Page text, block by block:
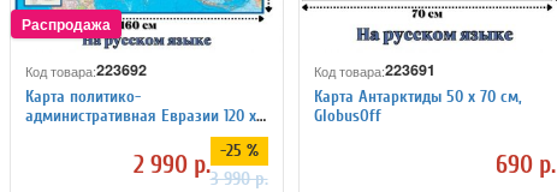
Код товара:223692
Карта политико-
административная Евразии 120 х
2 990 р. -25 %
3 990 р.
Код товара:223691
Карта Антарктиды 50 х 70 см,
GlobusOff
690 р.